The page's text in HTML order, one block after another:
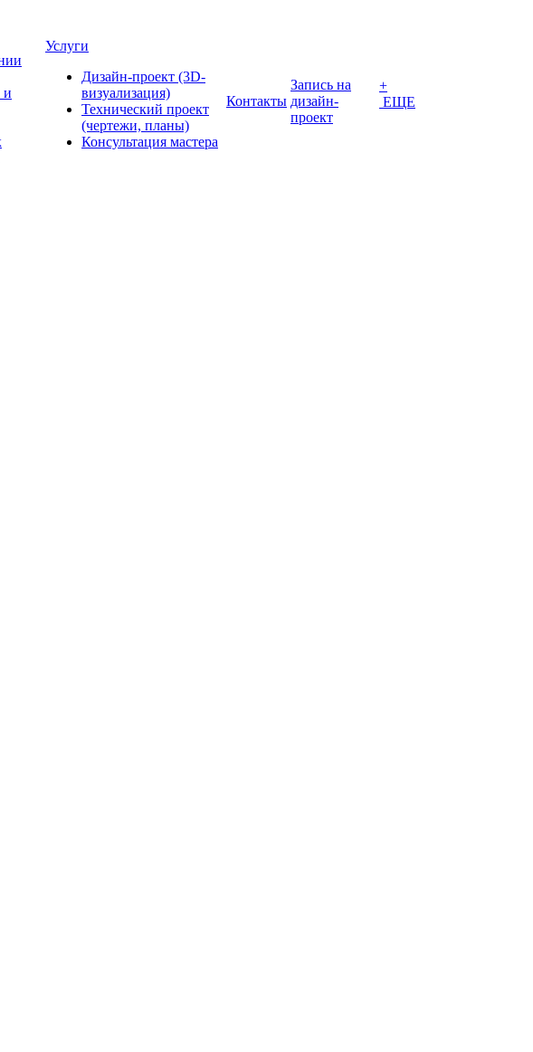
и
Услуги
Дизайн-проект (3D-
визуализация)
Технический проект
(чертежи, планы)
Консультация мастера
Контакты
Запись на
дизайн-
проект
+
ЕЩЕ